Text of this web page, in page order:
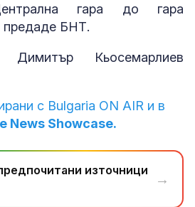
гара до гара
предаде БНТ.
Димитър Кьосемарлиев
с Bulgaria ON AIR и в
News Showcase.
източници
→